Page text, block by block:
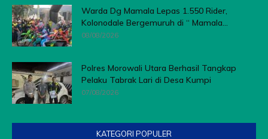
Warda Dg Mamala Lepas 1.550 Rider,
Kolonodale Bergemuruh di “ Mamala...
08/08/2026
Polres Morowali Utara Berhasil Tangkap
Pelaku Tabrak Lari di Desa Kumpi
07/08/2026
KATEGORI POPULER